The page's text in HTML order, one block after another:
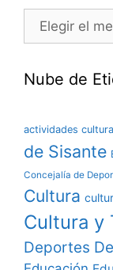
Nube de
actividades
de Sisante
Concejalía de
Cultura
Cultura y
Deportes